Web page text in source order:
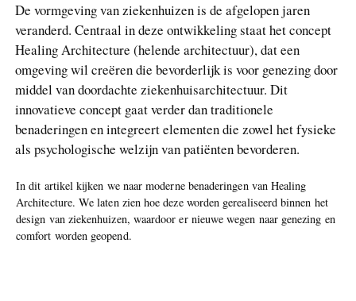
De vormgeving van ziekenhuizen is de afgelopen jaren
veranderd. Centraal in deze ontwikkeling staat het concept
Healing Architecture (helende architectuur), dat een
omgeving wil creëren die bevorderlijk is voor genezing door
middel van doordachte ziekenhuisarchitectuur. Dit
innovatieve concept gaat verder dan traditionele
benaderingen en integreert elementen die zowel het fysieke
als psychologische welzijn van patiënten bevorderen.
In dit artikel kijken we naar moderne benaderingen van Healing
Architecture. We laten zien hoe deze worden gerealiseerd binnen het
design van ziekenhuizen, waardoor er nieuwe wegen naar genezing en
comfort worden geopend.